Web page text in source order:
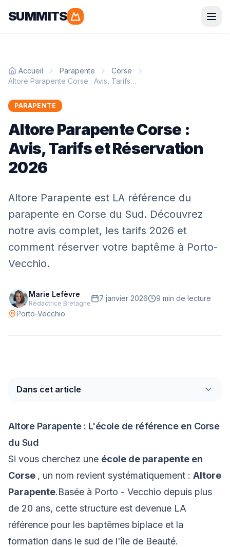
SUMMITS
Alpes
Randonnée
Alpes
Mont-Blanc Via Ferrata
Initiation
Équipement
Outils
À propos
Contact
Accueil Parapente
Corse
Altore Parapente Corse : Avis, Tarifs et Réservation 2026
PARAPENTE
Altore Parapente Corse :
Avis, Tarifs et Réservation
2026
Altore Parapente est LA référence du
parapente en Corse du Sud. Découvrez
notre avis complet, les tarifs 2026 et
comment réserver votre baptême à Porto-
Vecchio.
Marie Lefèvre
Rédactrice Bretagne
7 janvier 2026 9 min de lecture
Porto-Vecchio
Dans cet article
Altore Parapente : L'école de référence en Corse
du Sud
Si vous cherchez une école de parapente en
Corse , un nom revient systématiquement : Altore
Parapente.Basée à Porto - Vecchio depuis plus
de 20 ans, cette structure est devenue LA
référence pour les baptêmes biplace et la
formation dans le sud de l'île de Beauté.